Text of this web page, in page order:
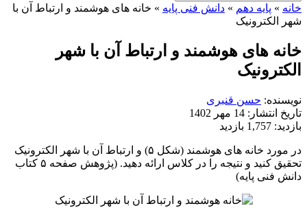
خانه » پایه دهم » دانش فنی پایه » خانه های هوشمند و ارتباط آن با
شهر الکترونیک
خانه های هوشمند و ارتباط آن با شهر
الکترونیک
نویسنده: حسن قنبری
تاریخ انتشار: 14 مهر 1402
بازدید: 1,757 بازدید
در مورد خانه ­های هوشمند (شکل ۵) و ارتباط آن با شهر الکترونیک
تحقیق کنید و نتیجه را در کلاس ارائه دهید. (پژوهش صفحه ۵ کتاب
دانش فنی پایه)